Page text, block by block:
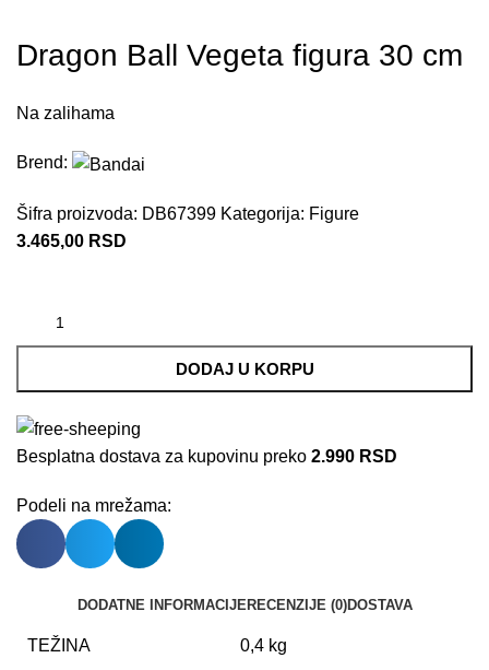
Dragon Ball Vegeta figura 30 cm
Na zalihama
Brend:
Šifra proizvoda: DB67399 Kategorija: Figure
3.465,00 RSD
DODAJ U KORPU
Besplatna dostava za kupovinu preko 2.990 RSD
Podeli na mrežama:
DODATNE INFORMACIJE RECENZIJE (0)DOSTAVA
TEŽINA 0,4 kg